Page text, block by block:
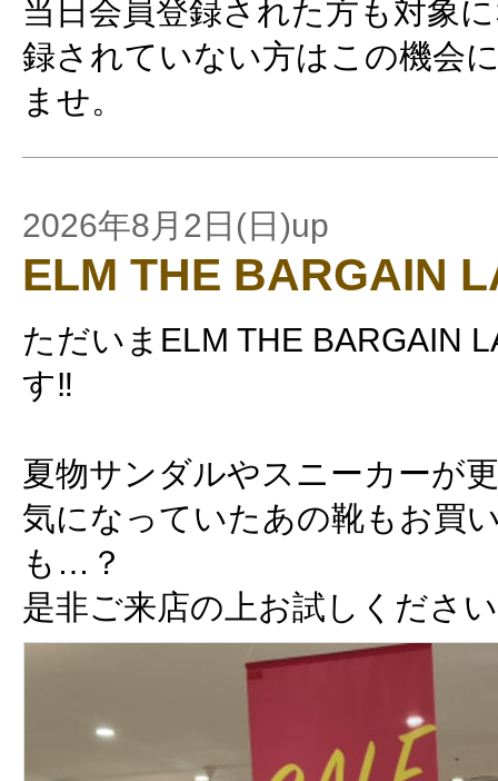
当日会員登録された方も対象
録されていない方はこの機会
ませ。
2026年8月2日(日)up
ELM THE BARGAIN
ただいまELM THE BARGAIN
す‼️
夏物サンダルやスニーカーが更
気になっていたあの靴もお買
も…？
是非ご来店の上お試しくださ